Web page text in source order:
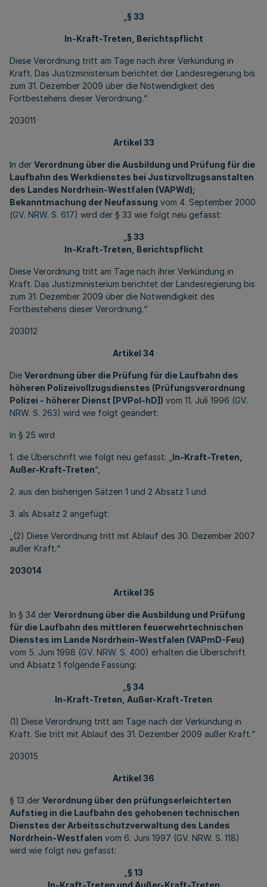
§ 33
In-Kraft-Treten, Berichtspflicht
Diese Verordnung tritt am Tage nach ihrer Verkündung in
Kraft. Das Justizministerium berichtet der Landesregierung bis
zum 31. Dezember 2009 über die Notwendigkeit des
Fortbestehens dieser Verordnung.“
203011
Artikel 33
In der Verordnung über die Ausbildung und Prüfung für die
Laufbahn des Werkdienstes bei Justizvollzugsanstalten
des Landes Nordrhein-Westfalen (VAPWd);
Bekanntmachung der Neufassung vom 4. September 2000
(GV. NRW. S. 617) wird der § 33 wie folgt neu gefasst:
§ 33
In-Kraft-Treten, Berichtspflicht
Diese Verordnung tritt am Tage nach ihrer Verkündung in
Kraft. Das Justizministerium berichtet der Landesregierung bis
zum 31. Dezember 2009 über die Notwendigkeit des
Fortbestehens dieser Verordnung.“
203012
Artikel 34
Die Verordnung über die Prüfung für die Laufbahn des
höheren Polizeivollzugsdienstes (Prüfungsverordnung
Polizei - höherer Dienst [PVPol-hD]) vom 11. Juli 1996 (GV.
NRW. S. 263) wird wie folgt geändert:
In § 25 wird
1. die Überschrift wie folgt neu gefasst: „ In-Kraft-Treten,
Außer-Kraft-Treten“,
2. aus den bisherigen Sätzen 1 und 2 Absatz 1 und
3. als Absatz 2 angefügt:
„(2) Diese Verordnung tritt mit Ablauf des 30. Dezember 2007
außer Kraft.“
203014
Artikel 35
In § 34 der Verordnung über die Ausbildung und Prüfung
für die Laufbahn des mittleren feuerwehrtechnischen
Dienstes im Lande Nordrhein-Westfalen (VAPmD-Feu)
vom 5. Juni 1998 (GV. NRW. S. 400) erhalten die Überschrift
und Absatz 1 folgende Fassung:
§ 34
In-Kraft-Treten, Außer-Kraft-Treten
(1) Diese Verordnung tritt am Tage nach der Verkündung in
Kraft. Sie tritt mit Ablauf des 31. Dezember 2009 außer Kraft.“
203015
Artikel 36
§ 13 der Verordnung über den prüfungserleichterten
Aufstieg in die Laufbahn des gehobenen technischen
Dienstes der Arbeitsschutzverwaltung des Landes
Nordrhein-Westfalen vom 6. Juni 1997 (GV. NRW. S. 118)
wird wie folgt neu gefasst:
§ 13
In-Kraft-Treten und Außer-Kraft-Treten